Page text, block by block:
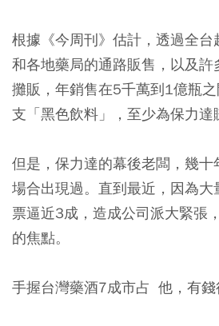
根據《今周刊》估計，透過全
和各地藥局的通路販售，以及
攤販，年銷售在5千萬到1億瓶
支「黑色飲料」，至少為保力達
但是，保力達的幕後老闆，幾
場合出現過。直到最近，因為
票逼近3成，造成公司派大緊張
的焦點。
手握台灣藥酒7成市占 他，有錢